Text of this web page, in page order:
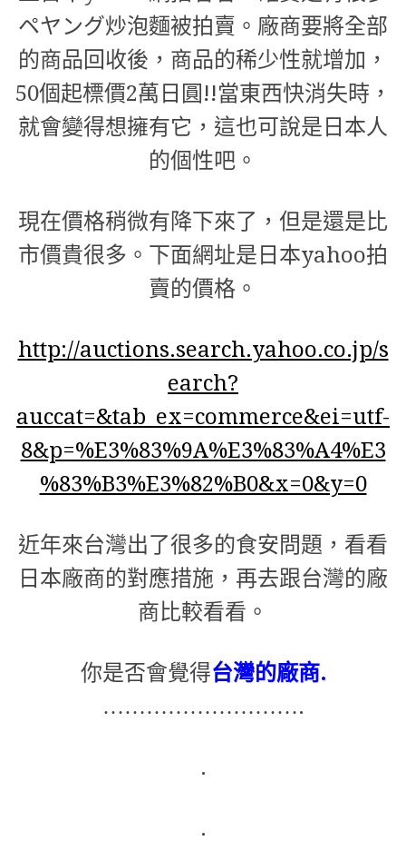
ペヤング炒泡麵被拍賣。廠商要將全部
的商品回收後，商品的稀少性就增加，
50個起標價2萬日圓!!當東西快消失時，
就會變得想擁有它，這也可說是日本人
的個性吧。
現在價格稍微有降下來了，但是還是比
市價貴很多。下面網址是日本yahoo拍
賣的價格。
http://auctions.search.yahoo.co.jp/s
earch?
auccat=&tab_ex=commerce&ei=utf-
8&p=%E3%83%9A%E3%83%A4%E3
%83%B3%E3%82%B0&x=0&y=0
近年來台灣出了很多的食安問題，看看
日本廠商的對應措施，再去跟台灣的廠
商比較看看。
你是否會覺得台灣的廠商.
……………………….
.
.